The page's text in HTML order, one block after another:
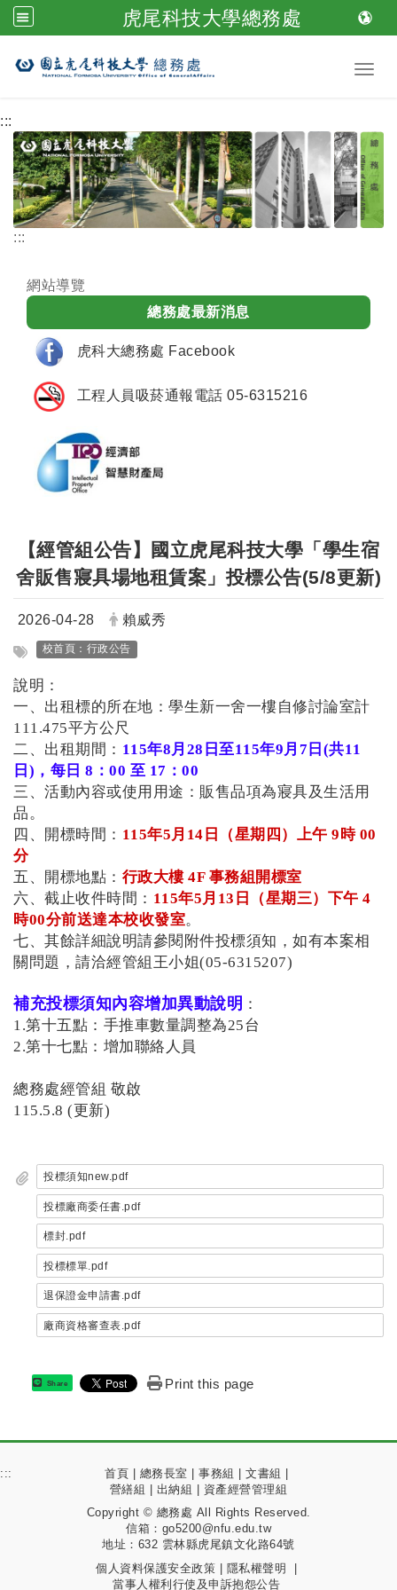
虎尾科技大學總務處
跳到主要內容
:::
:::
網站導覽
總務處最新消息
虎科大總務處 Facebook
工程人員吸菸通報電話 05-6315216
【經管組公告】國立虎尾科技大學「學生宿
舍販售寢具場地租賃案」投標公告(5/8更新)
日期：
2026-04-28 發布者：
賴威秀
標籤：
校首頁：行政公告
說明：
一、出租標的所在地：學生新一舍一樓自修討論室計
111.475平方公尺
二、出租期間： 115年8月28日至115年9月7日(共11
日)，每日 8：00 至 17：00
三、活動內容或使用用途：販售品項為寢具及生活用
品。
四、開標時間： 115年5月14日（星期四）上午 9時 00
分
五、開標地點： 行政大樓 4F 事務組開標室
六、截止收件時間： 115年5月13日（星期三）下午 4
時00分前送達本校收發室。
七、其餘詳細說明請參閱附件投標須知，如有本案相
關問題，請洽經管組王小姐(05-6315207)
補充投標須知內容增加異動說明 ：
1.第十五點：手推車數量調整為25台
2.第十七點：增加聯絡人員
總務處經管組 敬啟
115.5.8 (更新)
投標須知new.pdf
投標廠商委任書.pdf
標封.pdf
投標標單.pdf
退保證金申請書.pdf
廠商資格審查表.pdf
Share Print this page
::: 首頁 總務長室 事務組 文書組
營繕組
出納組
資產經營管理組
Copyright © 總務處 All Rights Reserved.
信箱：go5200@nfu.edu.tw
地址：632 雲林縣虎尾鎮文化路64號
個人資料保護安全政策 | 隱私權聲明 |
當事人權利行使及申訴抱怨公告